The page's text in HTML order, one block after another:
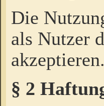
Die
als Nutzer
akzeptieren.
§ 2